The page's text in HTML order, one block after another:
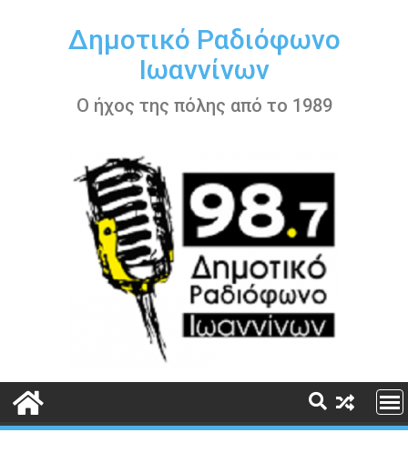
περιεχόμενοΔημοτικό Ραδιόφωνο
Ιωαννίνων
Ο ήχος της πόλης από το 1989